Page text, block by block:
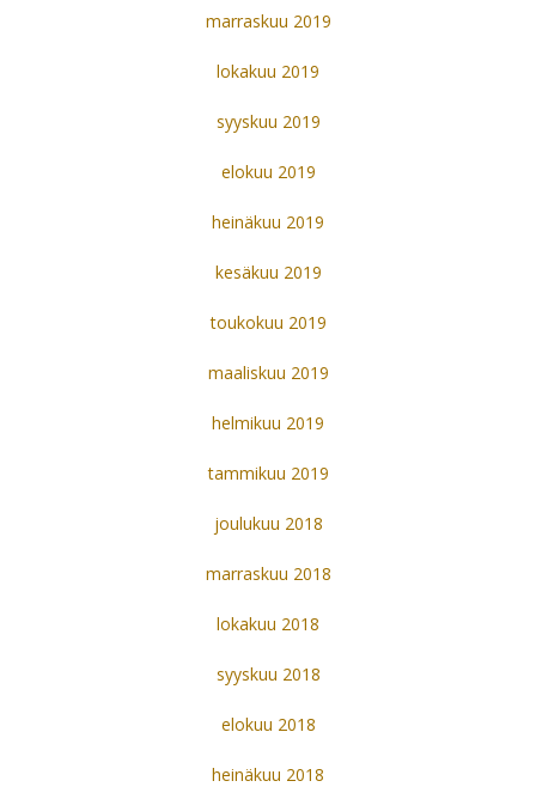
marraskuu 2019
lokakuu 2019
syyskuu 2019
elokuu 2019
heinäkuu 2019
kesäkuu 2019
toukokuu 2019
maaliskuu 2019
helmikuu 2019
tammikuu 2019
joulukuu 2018
marraskuu 2018
lokakuu 2018
syyskuu 2018
elokuu 2018
heinäkuu 2018